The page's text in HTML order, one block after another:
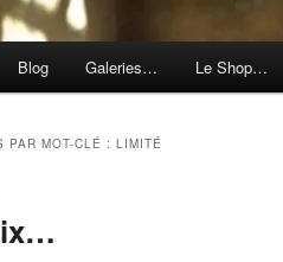
Blog Galeries… Le Shop…
PAR MOT-CLÉ : LIMITÉ